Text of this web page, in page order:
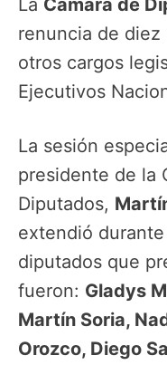
renuncia de
otros cargos
Ejecutivos
La sesión
presidente de la
Diputados,
extendió
diputados que
fueron: Gladys
Martín Soria,
Orozco, Diego